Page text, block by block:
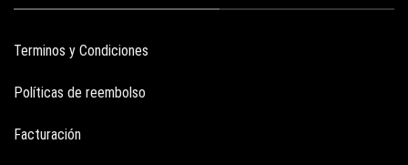
Terminos y Condiciones
Políticas de reembolso
Facturación